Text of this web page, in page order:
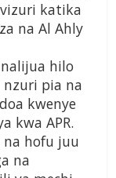
katika
na Al Ahly
hilo
pia na
kwenye
kwa APR.
na hofu juu
na